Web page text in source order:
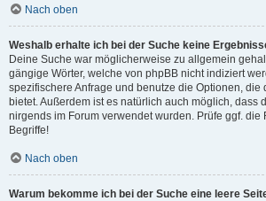
Nach oben
Weshalb erhalte ich bei der Suche keine
Deine Suche war möglicherweise zu allgemein
gängige Wörter, welche von phpBB nicht indiziert
spezifischere Anfrage und benutze die Optionen, die
bietet. Außerdem ist es natürlich auch möglich, dass
nirgends im Forum verwendet wurden. Prüfe ggf. die
Begriffe!
Nach oben
Warum bekomme ich bei der Suche eine leere